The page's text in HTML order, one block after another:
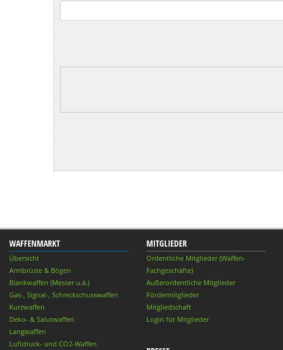
WAFFENMARKT
Übersicht
Armbrüste & Bögen
Blankwaffen (Messer u.ä.)
Gas-, Signal-, Schreckschusswaffen
Kurzwaffen
Deko- & Salutwaffen
Langwaffen
Luftdruck- und CO2-Waffen
MITGLIEDER
Ordentliche Mitglieder (Waffen-
Fachgeschäfte)
Außerordentliche Mitglieder
Fördermitglieder
Mitgliedschaft
Login für Mitglieder